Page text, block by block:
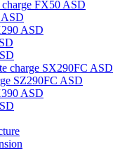
FX50 ASD
ASD
charge SX290FC ASD
SZ290FC ASD
ASD